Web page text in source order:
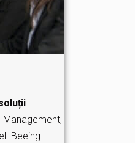
Beeing.